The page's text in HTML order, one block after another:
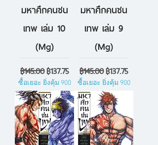
มหาศึกคนชน
เทพ เล่ม 10
(Mg)
ราคาปกติ
฿145.00ราคาขายลด
฿137.75
ซื้อเยอะ ยิ่งคุ้ม 900
มหาศึกคนชน
เทพ เล่ม 9
(Mg)
ราคาปกติ
฿145.00ราคาขายลด
฿137.75
ซื้อเยอะ ยิ่งคุ้ม 900